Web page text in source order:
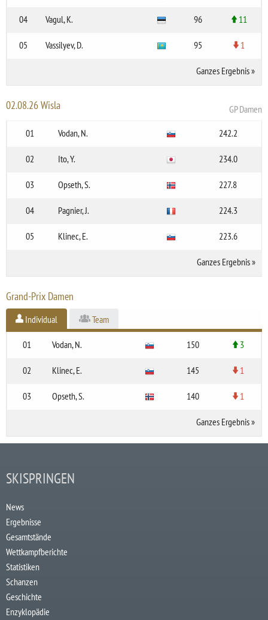
04 Vagul, K. 96 11
05 Vassilyev, D. 95 1
Ganzes Ergebnis»
02.08.26 Wisla
GP Damen
01
Vodan, N. 242.2
02 Ito, Y. 234.0
03 Opseth, S. 227.8
04 Pagnier, J. 224.3
05 Klinec, E. 223.6
Ganzes Ergebnis»
Grand-Prix Damen
Individual Team
01 Vodan, N. 150 3
02 Klinec, E. 145 1
03 Opseth, S. 140 1
Ganzes Ergebnis»
SKISPRINGEN
News
Ergebnisse
Gesamtstände
Wettkampfberichte
Statistiken
Schanzen
Geschichte
Enzyklopädie